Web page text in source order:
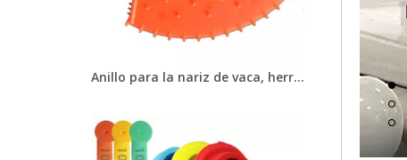
Anillo para la nariz de vaca, herramienta de destete de plástico para animales de granja, ganado vacuno, previene la succión, LMA-18